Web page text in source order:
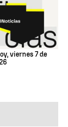
viernes 7 de